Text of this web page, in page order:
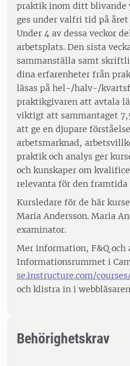
praktik inom ditt blivande
ges under valfri tid på
Under 4 av dessa veckor
arbetsplats. Den sista
sammanställa samt
dina erfarenheter från
läsas på hel-/halv-/
praktikgivaren att avtala
viktigt att sammantaget
att ge en djupare
arbetsmarknad,
praktik och analys ger
och kunskaper om
relevanta för den framtida
Kursledare för de här
Maria Andersson. Maria
examinator.
Mer information, F&Q
Informationsrummet i
se.instructure.com/
och klistra in i
Behörighetskrav